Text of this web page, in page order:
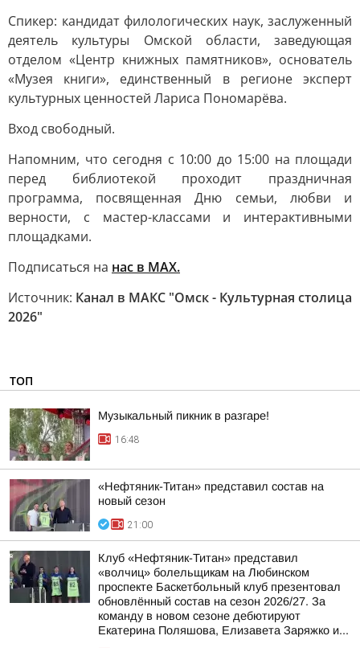
Спикер: кандидат филологических наук, заслуженный
деятель культуры Омской области, заведующая
отделом «Центр книжных памятников», основатель
«Музея книги», единственный в регионе эксперт
культурных ценностей Лариса Пономарёва.
Вход свободный.
Напомним, что сегодня с 10:00 до 15:00 на площади
перед библиотекой проходит праздничная
программа, посвященная Дню семьи, любви и
верности, с мастер-классами и интерактивными
площадками.
Подписаться на нас в MAX.
Источник: Канал в МАКС "Омск - Культурная столица
2026"
ТОП
Музыкальный пикник в разгаре!
16:48
«Нефтяник-Титан» представил состав на
новый сезон
21:00
Клуб «Нефтяник-Титан» представил
«волчиц» болельщикам на Любинском
проспекте Баскетбольный клуб презентовал
обновлённый состав на сезон 2026/27. За
команду в новом сезоне дебютируют
Екатерина Поляшова, Елизавета Заряжко и...